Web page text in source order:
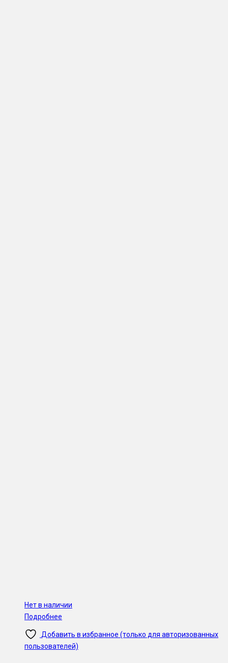
Нет в наличии
Подробнее
Добавить в избранное (только для авторизованных
пользователей)